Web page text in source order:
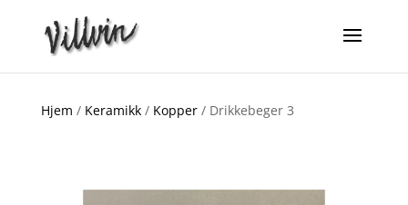
Hjem / Keramikk/ Kopper/ Drikkebeger 3